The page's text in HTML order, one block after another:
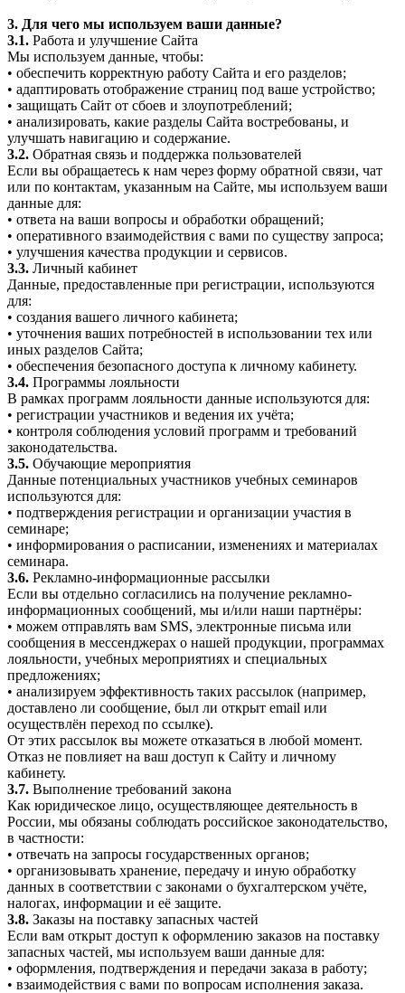
3. Для чего мы используем ваши данные?
3.1. Работа и улучшение Сайта
Мы используем данные, чтобы:
• обеспечить корректную работу Сайта и его разделов;
• адаптировать отображение страниц под ваше устройство;
• защищать Сайт от сбоев и злоупотреблений;
• анализировать, какие разделы Сайта востребованы, и
улучшать навигацию и содержание.
3.2. Обратная связь и поддержка пользователей
Если вы обращаетесь к нам через форму обратной связи, чат
или по контактам, указанным на Сайте, мы используем ваши
данные для:
• ответа на ваши вопросы и обработки обращений;
• оперативного взаимодействия с вами по существу запроса;
• улучшения качества продукции и сервисов.
3.3. Личный кабинет
Данные, предоставленные при регистрации, используются
для:
• создания вашего личного кабинета;
• уточнения ваших потребностей в использовании тех или
иных разделов Сайта;
• обеспечения безопасного доступа к личному кабинету.
3.4. Программы лояльности
В рамках программ лояльности данные используются для:
• регистрации участников и ведения их учёта;
• контроля соблюдения условий программ и требований
законодательства.
3.5. Обучающие мероприятия
Данные потенциальных участников учебных семинаров
используются для:
• подтверждения регистрации и организации участия в
семинаре;
• информирования о расписании, изменениях и материалах
семинара.
3.6. Рекламно-информационные рассылки
Если вы отдельно согласились на получение рекламно-
информационных сообщений, мы и/или наши партнёры:
• можем отправлять вам SMS, электронные письма или
сообщения в мессенджерах о нашей продукции, программах
лояльности, учебных мероприятиях и специальных
предложениях;
• анализируем эффективность таких рассылок (например,
доставлено ли сообщение, был ли открыт email или
осуществлён переход по ссылке).
От этих рассылок вы можете отказаться в любой момент.
Отказ не повлияет на ваш доступ к Сайту и личному
кабинету.
3.7. Выполнение требований закона
Как юридическое лицо, осуществляющее деятельность в
России, мы обязаны соблюдать российское законодательство,
в частности:
• отвечать на запросы государственных органов;
• организовывать хранение, передачу и иную обработку
данных в соответствии с законами о бухгалтерском учёте,
налогах, информации и её защите.
3.8. Заказы на поставку запасных частей
Если вам открыт доступ к оформлению заказов на поставку
запасных частей, мы используем ваши данные для:
• оформления, подтверждения и передачи заказа в работу;
• взаимодействия с вами по вопросам исполнения заказа.